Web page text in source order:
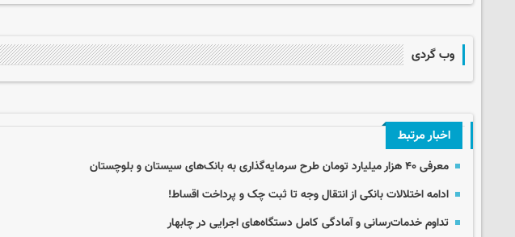
وب گردی
اخبار مرتبط
معرفی ۴۰ هزار میلیارد تومان طرح سرمایه‌گذاری به بانک‌های سیستان و بلوچستان
ادامه اختلالات بانکی از انتقال وجه تا ثبت چک و پرداخت اقساط!
تداوم خدمات‌رسانی و آمادگی کامل دستگاه‌های اجرایی در چابهار